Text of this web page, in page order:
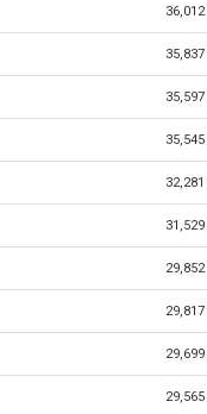
36,012
35,837
35,597
35,545
32,281
31,529
29,852
29,817
29,699
29,565